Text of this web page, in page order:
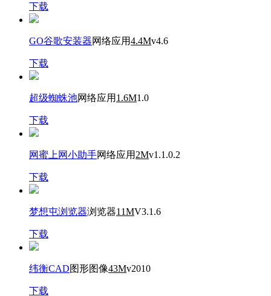
下载
GO谷歌安装器网络应用4.4Mv4.6
下载
超级蜘蛛池网络应用 1.6M1.0
下载
网蜜上网小助手网络应用 2Mv1.1.0.2
下载
梦想屯浏览器浏览器11MV3.1.6
下载
纬衡CAD图形图像43Mv2010
下载